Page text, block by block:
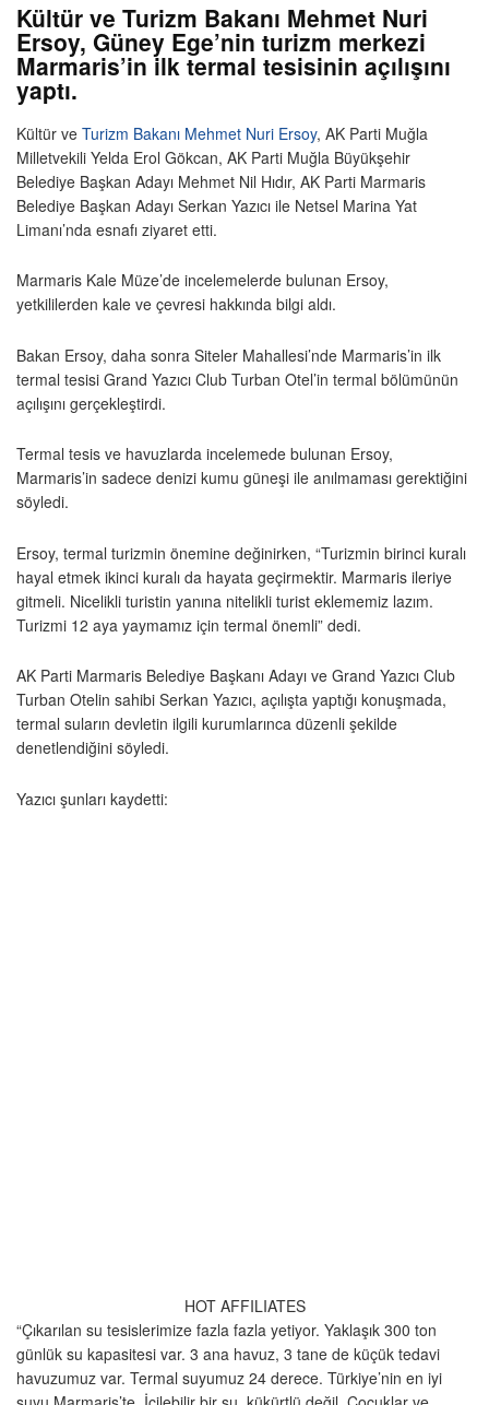
Kültür ve Turizm Bakanı Mehmet Nuri
Ersoy, Güney Ege’nin turizm merkezi
Marmaris’in ilk termal tesisinin açılışını
yaptı.
Kültür ve Turizm Bakanı Mehmet Nuri Ersoy, AK Parti Muğla
Milletvekili Yelda Erol Gökcan, AK Parti Muğla Büyükşehir
Belediye Başkan Adayı Mehmet Nil Hıdır, AK Parti Marmaris
Belediye Başkan Adayı Serkan Yazıcı ile Netsel Marina Yat
Limanı’nda esnafı ziyaret etti.
Marmaris Kale Müze’de incelemelerde bulunan Ersoy,
yetkililerden kale ve çevresi hakkında bilgi aldı.
Bakan Ersoy, daha sonra Siteler Mahallesi’nde Marmaris’in ilk
termal tesisi Grand Yazıcı Club Turban Otel’in termal bölümünün
açılışını gerçekleştirdi.
Termal tesis ve havuzlarda incelemede bulunan Ersoy,
Marmaris’in sadece denizi kumu güneşi ile anılmaması gerektiğini
söyledi.
Ersoy, termal turizmin önemine değinirken, “Turizmin birinci kuralı
hayal etmek ikinci kuralı da hayata geçirmektir. Marmaris ileriye
gitmeli. Nicelikli turistin yanına nitelikli turist eklememiz lazım.
Turizmi 12 aya yaymamız için termal önemli” dedi.
AK Parti Marmaris Belediye Başkanı Adayı ve Grand Yazıcı Club
Turban Otelin sahibi Serkan Yazıcı, açılışta yaptığı konuşmada,
termal suların devletin ilgili kurumlarınca düzenli şekilde
denetlendiğini söyledi.
Yazıcı şunları kaydetti:
HOT AFFILIATES
“Çıkarılan su tesislerimize fazla fazla yetiyor. Yaklaşık 300 ton
günlük su kapasitesi var. 3 ana havuz, 3 tane de küçük tedavi
havuzumuz var. Termal suyumuz 24 derece. Türkiye’nin en iyi